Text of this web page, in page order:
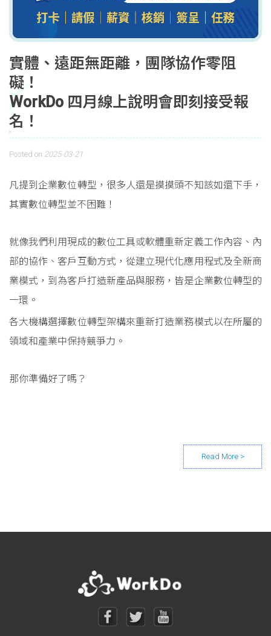
實體、遠距無距離，團隊協作零阻
礙！
WorkDo 四月線上說明會即刻接受報
名！
Posted on 2025-03-21
凡提到企業數位轉型，很多人還是摸摸頭不知該如還下手，
其實數位轉型並不困難！
就像我們利用現成的數位工具或軟體重新定義工作內容、內
部的協作、客戶互動方式，從建立現代化應用程式及全新商
業模式，到為客戶打造新產品與服務，皆是企業數位轉型的
一環。
各大機構選擇數位轉型架構來重新打造業務模式以在所屬的
領域和產業中保持競爭力。
那你準備好了嗎？
Posts navigation